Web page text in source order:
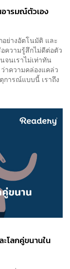
ารมณ์ตัวเอง
ย่างอัตโนมัติ และ
ความรู้สึกไม่ดีต่อตัว
จนเราไม่เท่าทัน
าความคล่องแคล่ว
ารณ์แบบนี้ เราถึง
โลกคู่ขนานใน